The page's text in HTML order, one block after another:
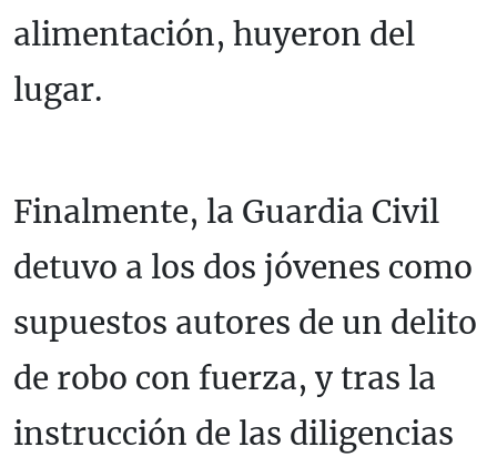
alimentación, huyeron del
lugar.
Finalmente, la Guardia Civil
detuvo a los dos jóvenes como
supuestos autores de un delito
de robo con fuerza, y tras la
instrucción de las diligencias